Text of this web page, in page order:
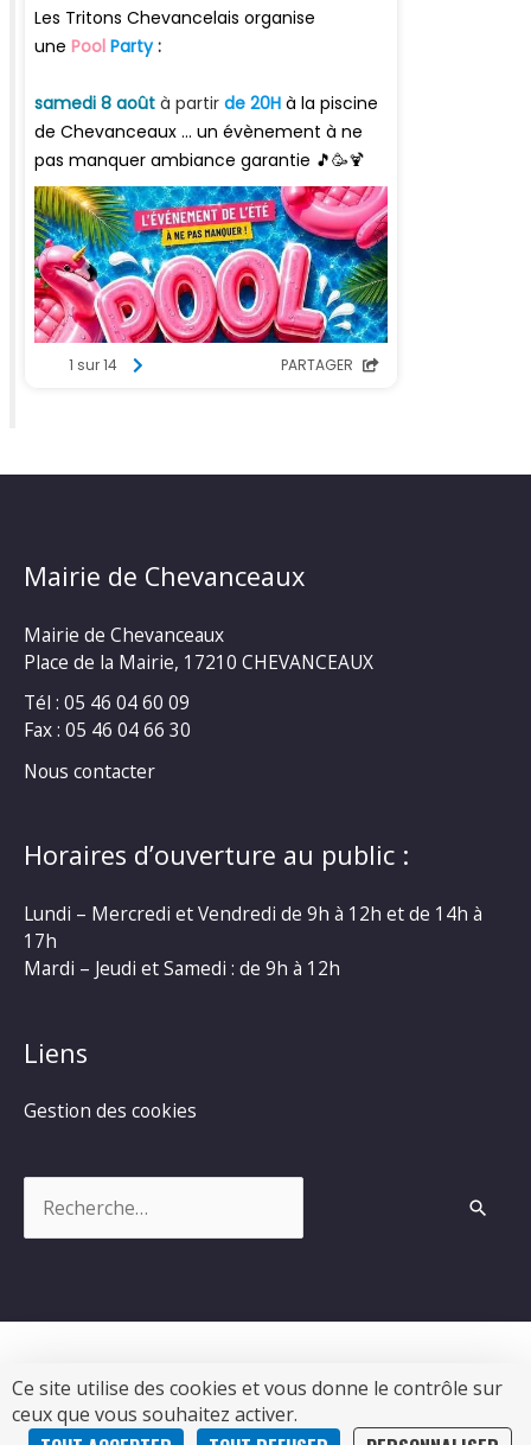
Ce site utilise des cookies et vous donne le contrôle sur
ceux que vous souhaitez activer.
Mairie de Chevanceaux
Mairie de Chevanceaux
Place de la Mairie, 17210 CHEVANCEAUX
Tél : 05 46 04 60 09
Fax : 05 46 04 66 30
Nous contacter
Horaires d’ouverture au public :
Lundi – Mercredi et Vendredi de 9h à 12h et de 14h à
17h
Mardi – Jeudi et Samedi : de 9h à 12h
Liens
Gestion des cookies
Copyright © 2026Commune de Chevanceaux|
Propulsé par Soluris